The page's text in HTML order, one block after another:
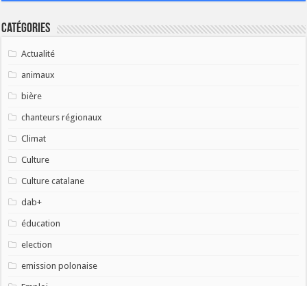
Catégories
Actualité
animaux
bière
chanteurs régionaux
Climat
Culture
Culture catalane
dab+
éducation
election
emission polonaise